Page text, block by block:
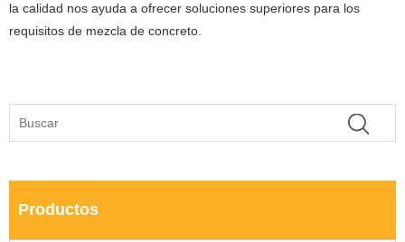
la calidad nos ayuda a ofrecer soluciones superiores para los
requisitos de mezcla de concreto.
Productos